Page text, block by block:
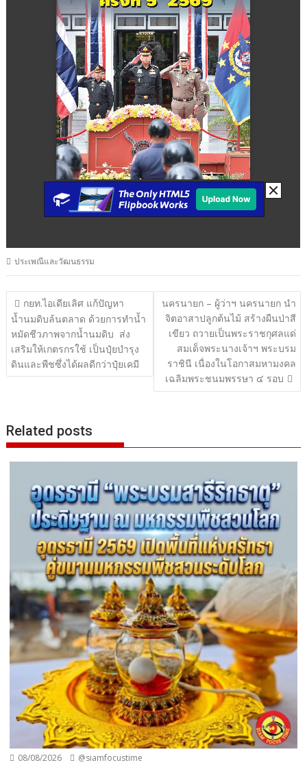
ประเพณีและวัฒนธรรม
แนะแนว
เรื่อง
กยท.ไอเดียเลิศ แก้ปัญหา
น้ำนมดิบล้นตลาด ด้วยการทำน้ำ
หมัดชีวภาพจากน้ำนมดิบ ส่ง
เสริมให้เกตรกรใช้ เป็นปุ๋ยบำรุง
ดินและพืชซึ่งได้ผลดีกว่าปุ๋ยเคมี
นครนายก – ผู้ว่าฯ นครนายก นำ
จิตอาสาปลูกต้นไม้ สร้างผืนป่าสี
เขียว ถวายเป็นพระราชกุศลแด่
สมเด็จพระนางเจ้าฯ พระบรม
ราชินี เนื่องในโอกาสมหามงคล
เฉลิมพระชนมพรรษา ๔ รอบ
Related posts
08/08/2026 @siamfocustime